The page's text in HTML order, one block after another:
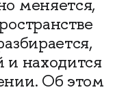
меняется,
и находится
Об этом